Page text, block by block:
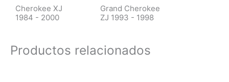
Cherokee XJ
1984 - 2000
Grand Cherokee
ZJ 1993 - 1998
Productos relacionados